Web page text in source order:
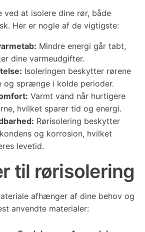
ved at isolere dine rør, både
Her er nogle af de vigtigste:
Mindre energi går tabt,
dine varmeudgifter.
Isoleringen beskytter rørene
og sprænge i kolde perioder.
Varmt vand når hurtigere
hvilket sparer tid og energi.
Rørisolering beskytter
og korrosion, hvilket
levetid.
til rørisolering
afhænger af dine behov og
anvendte materialer: